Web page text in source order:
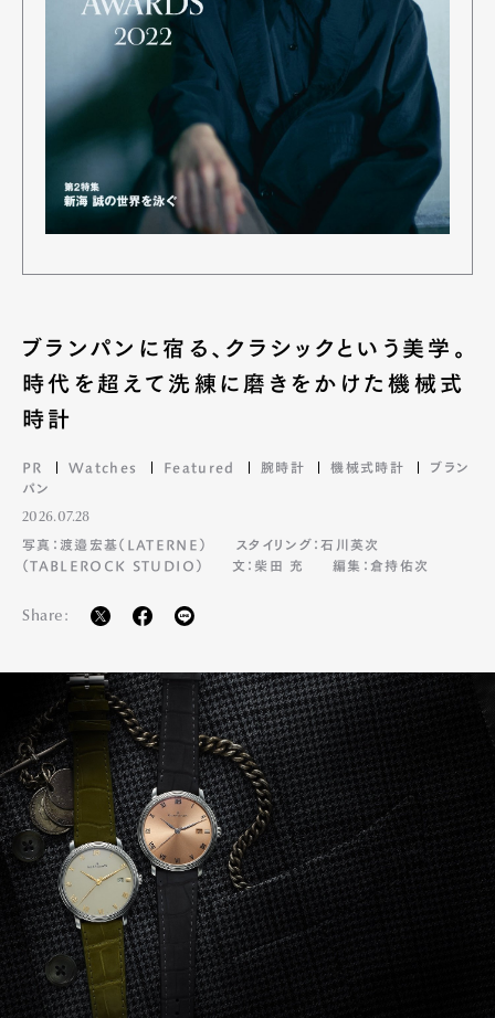
ブランパンに宿る、クラシックという美学。
時代を超えて洗練に磨きをかけた機械式
時計
PR Watches Featured 腕時計 機械式時計
ブラン
パン
2026.07.28
写真：渡邉宏基（LATERNE）
スタイリング：石川英次
（TABLEROCK STUDIO）
文：柴田 充 編集：倉持佑次
Share: